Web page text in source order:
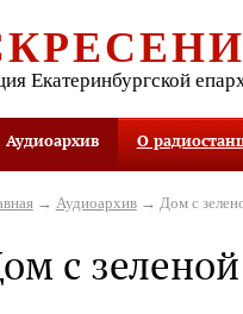
Екатеринбургской
Аудиоархив О
→ Аудиоархив→ Дом с
с